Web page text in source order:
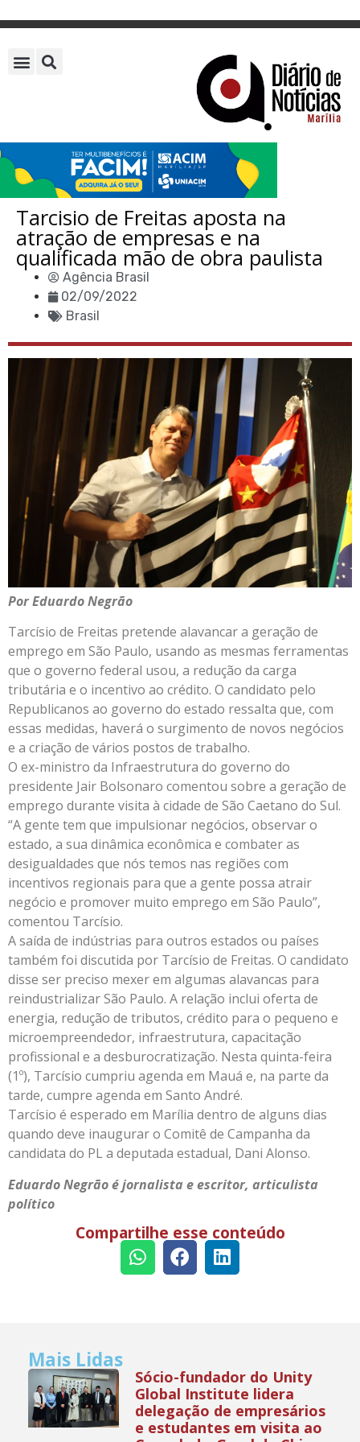
Tarcisio de Freitas aposta na
atração de empresas e na
qualificada mão de obra paulista
Agência Brasil
02/09/2022
Brasil
Por Eduardo Negrão
Tarcísio de Freitas pretende alavancar a geração de
emprego em São Paulo, usando as mesmas ferramentas
que o governo federal usou, a redução da carga
tributária e o incentivo ao crédito. O candidato pelo
Republicanos ao governo do estado ressalta que, com
essas medidas, haverá o surgimento de novos negócios
e a criação de vários postos de trabalho.
O ex-ministro da Infraestrutura do governo do
presidente Jair Bolsonaro comentou sobre a geração de
emprego durante visita à cidade de São Caetano do Sul.
“A gente tem que impulsionar negócios, observar o
estado, a sua dinâmica econômica e combater as
desigualdades que nós temos nas regiões com
incentivos regionais para que a gente possa atrair
negócio e promover muito emprego em São Paulo”,
comentou Tarcísio.
A saída de indústrias para outros estados ou países
também foi discutida por Tarcísio de Freitas. O candidato
disse ser preciso mexer em algumas alavancas para
reindustrializar São Paulo. A relação inclui oferta de
energia, redução de tributos, crédito para o pequeno e
microempreendedor, infraestrutura, capacitação
profissional e a desburocratização. Nesta quinta-feira
(1º), Tarcísio cumpriu agenda em Mauá e, na parte da
tarde, cumpre agenda em Santo André.
Tarcísio é esperado em Marília dentro de alguns dias
quando deve inaugurar o Comitê de Campanha da
candidata do PL a deputada estadual, Dani Alonso.
Eduardo Negrão é jornalista e escritor, articulista
político
Compartilhe esse conteúdo
Mais Lidas
Sócio-fundador do Unity
Global Institute lidera
delegação de empresários
e estudantes em visita ao